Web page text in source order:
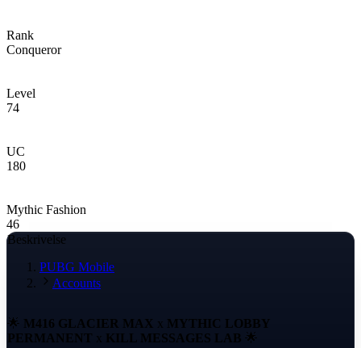
Rank
Conqueror
Level
74
UC
180
Mythic Fashion
46
Beskrivelse
PUBG Mobile
Accounts
🌟 M416 GLACIER MAX x MYTHIC LOBBY
PERMANENT x KILL MESSAGES LAB 🌟